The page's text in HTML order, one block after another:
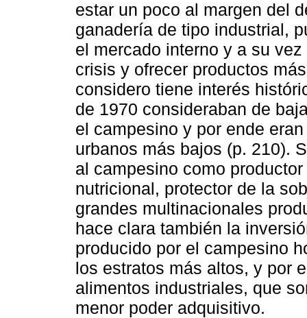
estar un poco al margen del
ganadería de tipo industrial,
el mercado interno y a su
crisis y ofrecer productos
considero tiene interés
de 1970 consideraban de
el campesino y por ende
urbanos más bajos (p. 210).
al campesino como
nutricional, protector de la
grandes multinacionales
hace clara también la
producido por el campesino
los estratos más altos, y por
alimentos industriales, que
menor poder adquisitivo.